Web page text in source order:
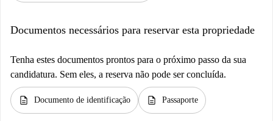
Documentos necessários para reservar esta propriedade
Tenha estes documentos prontos para o próximo passo da sua
candidatura. Sem eles, a reserva não pode ser concluída.
description Documento de identificação description Passaporte